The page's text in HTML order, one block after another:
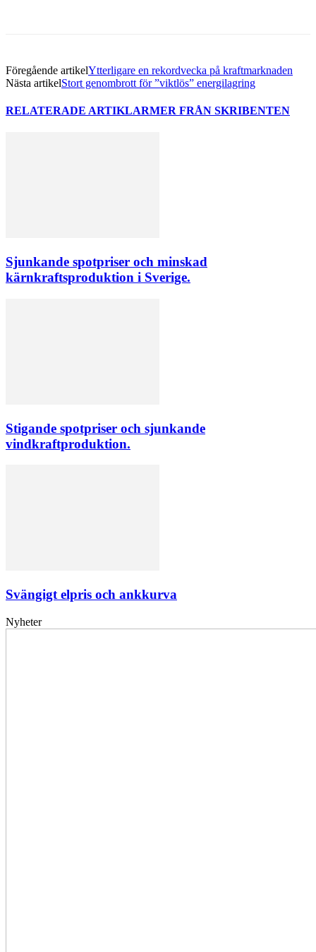
Föregående artikelYtterligare en rekordvecka på kraftmarknaden
Nästa artikelStort genombrott för ”viktlös” energilagring
RELATERADE ARTIKLARMER FRÅN SKRIBENTEN
Sjunkande spotpriser och minskad
kärnkraftsproduktion i Sverige.
Stigande spotpriser och sjunkande
vindkraftproduktion.
Svängigt elpris och ankkurva
Nyheter